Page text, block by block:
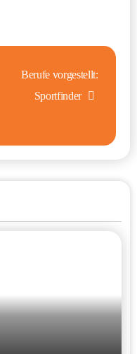
Berufe vorgestellt:
Sportfinder